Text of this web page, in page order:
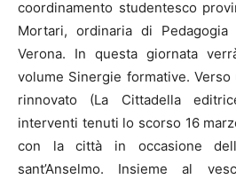
coordinamento studentesco
Mortari, ordinaria di Pedagogia
Verona. In questa giornata
volume Sinergie formative.
rinnovato (La Cittadella
interventi tenuti lo scorso 16
con la città in occasione
sant’Anselmo. Insieme al